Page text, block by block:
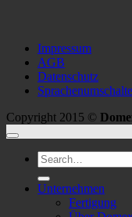
Impressum
AGB
Datenschutz
Copyright 2015 ©
Search
for:
Unternehmen
Fertigung